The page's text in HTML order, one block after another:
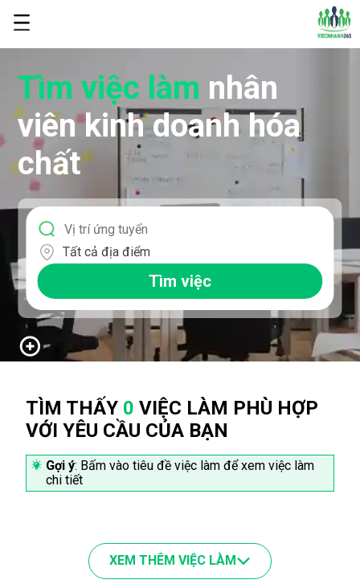
Tìm việc làm nhân
viên kinh doanh hóa
chất
Tất cả địa điểm
Tìm việc
TÌM THẤY 0 VIỆC LÀM PHÙ HỢP
VỚI YÊU CẦU CỦA BẠN
Gợi ý: Bấm vào tiêu đề việc làm để xem việc làm
chi tiết
XEM THÊM VIỆC LÀM